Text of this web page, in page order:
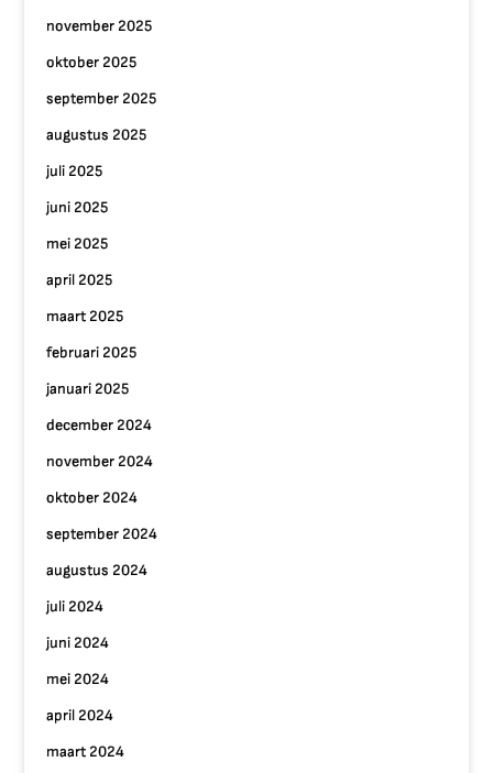
november 2025
oktober 2025
september 2025
augustus 2025
juli 2025
juni 2025
mei 2025
april 2025
maart 2025
februari 2025
januari 2025
december 2024
november 2024
oktober 2024
september 2024
augustus 2024
juli 2024
juni 2024
mei 2024
april 2024
maart 2024